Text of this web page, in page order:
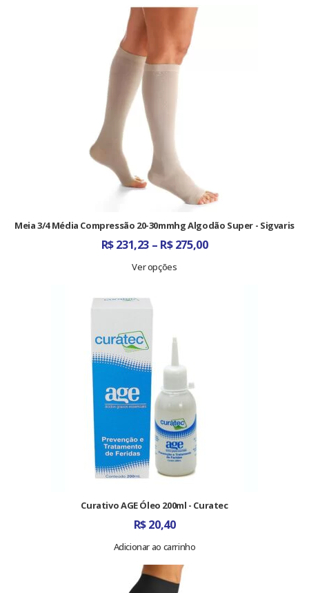
Meia 3/4 Média Compressão 20-30mmhg Algodão Super - Sigvaris
R$231,23 – R$275,00Faixa
Ver opções
Curativo AGE Óleo 200ml - Curatec
R$20,40
Adicionar ao carrinho